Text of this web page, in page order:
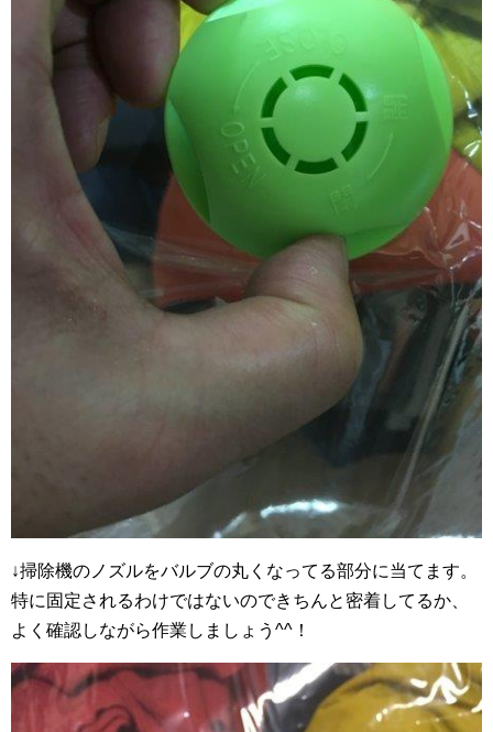
↓掃除機のノズルをバルブの丸くなってる部分に当てます。
特に固定されるわけではないのできちんと密着してるか、
よく確認しながら作業しましょう^^！